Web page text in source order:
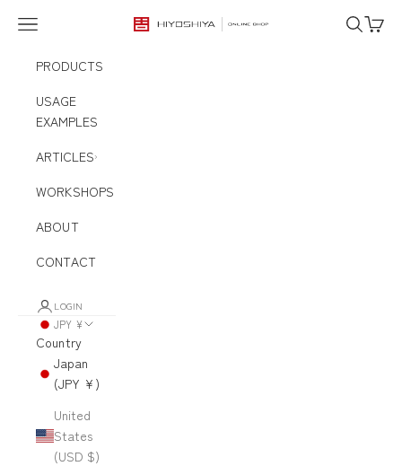
HIYOSHIYA ONLINE SHOP
Navigation menu Search
Cart
PRODUCTS
USAGE
EXAMPLES
ARTICLES
WORKSHOPS
ABOUT
CONTACT
LOGIN
JPY ¥
Country
Japan
(JPY ¥)
United
States
(USD $)